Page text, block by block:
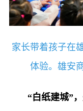
家长带着孩子在
体验。雄安
“白纸建城”